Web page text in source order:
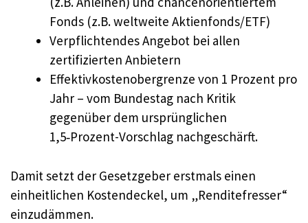
Fonds (z.B. weltweite Aktienfonds/ETF)
Verpflichtendes Angebot bei allen
zertifizierten Anbietern
Effektivkostenobergrenze von 1 Prozent pro
Jahr – vom Bundestag nach Kritik
gegenüber dem ursprünglichen
1,5‑Prozent-Vorschlag nachgeschärft.
Damit setzt der Gesetzgeber erstmals einen
einheitlichen Kostendeckel, um „Renditefresser“
einzudämmen.